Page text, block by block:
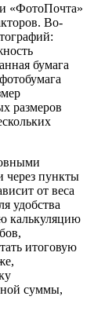
«ФотоПочта»
Во-
бумага
размеров
через пункты
от веса
удобства
калькуляцию
итоговую
суммы,